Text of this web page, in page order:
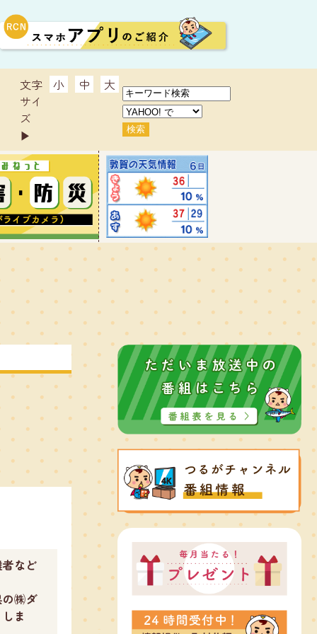
文字
サイ
ズ
▶︎
小 中 大
など
㈱ダ
ま